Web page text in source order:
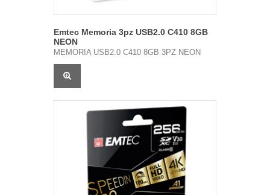
Emtec Memoria 3pz USB2.0 C410 8GB
NEON
MEMORIA USB2.0 C410 8GB 3PZ NEON